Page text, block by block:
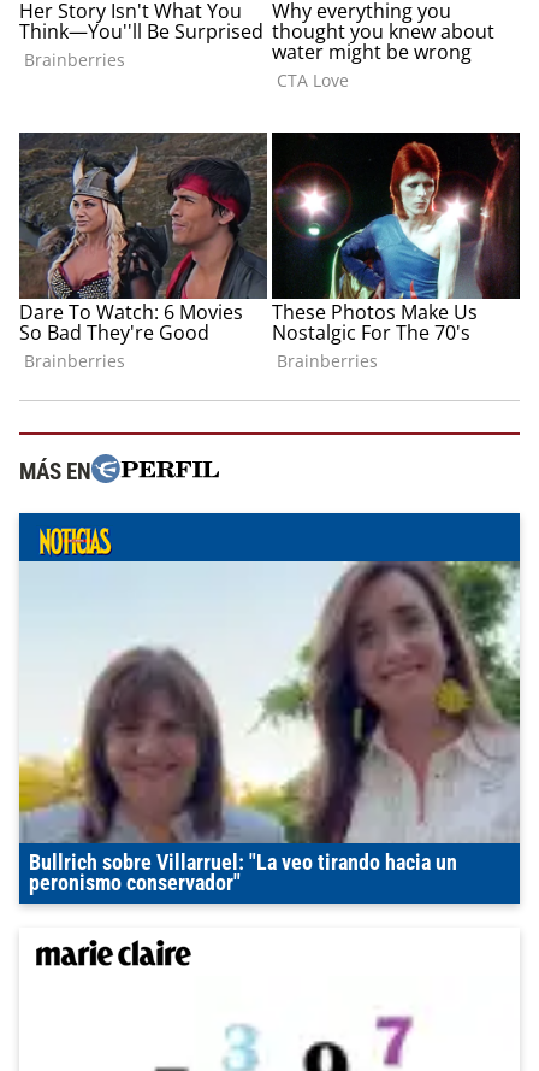
MÁS EN
Bullrich sobre Villarruel: "La veo tirando hacia un
peronismo conservador"